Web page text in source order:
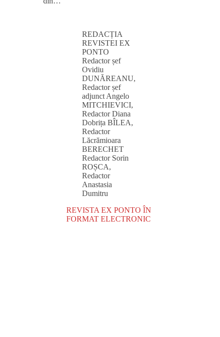
REDACȚIA
REVISTEI EX
PONTO
Redactor șef
Ovidiu
DUNĂREANU,
Redactor șef
adjunct Angelo
MITCHIEVICI,
Redactor Diana
Dobrița BÎLEA,
Redactor
Lăcrămioara
BERECHET
Redactor Sorin
ROȘCA,
Redactor
Anastasia
Dumitru
REVISTA EX PONTO ÎN
FORMAT ELECTRONIC